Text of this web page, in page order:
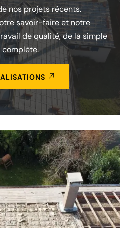
nos projets récents.
savoir-faire et notre
de qualité, de la simple